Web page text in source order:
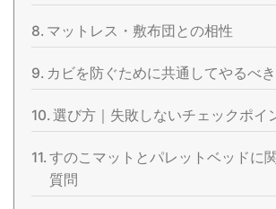
マットレス・敷布団との相性
カビを防ぐために共通してやるべ
選び方｜失敗しないチェックポイ
すのこマットとパレットベッドに
質問